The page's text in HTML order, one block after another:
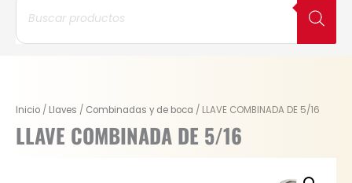
productos
Inicio / Llaves / Combinadas y de boca / LLAVE COMBINADA DE 5/16
LLAVE COMBINADA DE 5/16
LLAVE
COMBINADA
DE